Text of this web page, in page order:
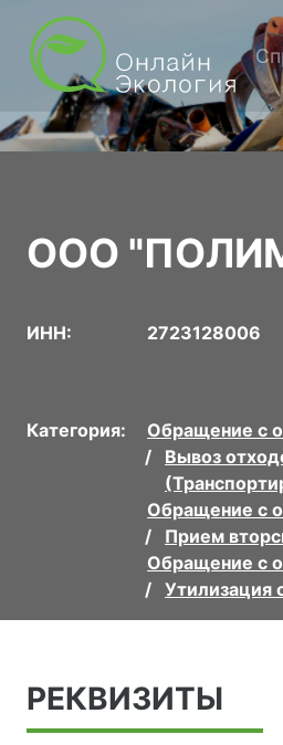
ООО
ИНН: 2723128006
Категория:
Обращение с
Вывоз
Обращение с
Прием
Обращение с
Утилизация
РЕКВИЗИТЫ